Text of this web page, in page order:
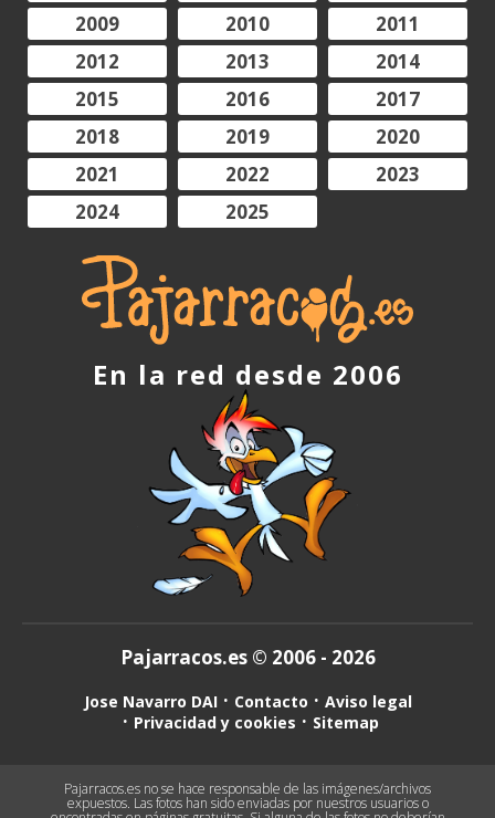
2009
2010
2011
2012
2013
2014
2015
2016
2017
2018
2019
2020
2021
2022
2023
2024
2025
En la red desde 2006
Pajarracos.es © 2006 - 2026
Jose Navarro DAI Contacto
Aviso legal
Privacidad y cookies
Sitemap
Pajarracos.es no se hace responsable de las imágenes/archivos
expuestos. Las fotos han sido enviadas por nuestros usuarios o